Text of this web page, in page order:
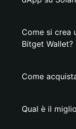
Come si crea
Bitget Wallet?
Come
Qual è il